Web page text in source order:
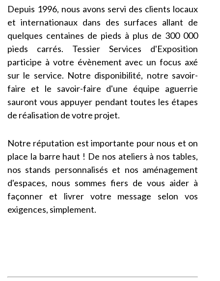
Depuis 1996, nous avons servi des clients locaux
et internationaux dans des surfaces allant de
quelques centaines de pieds à plus de 300 000
pieds carrés. Tessier Services d'Exposition
participe à votre évènement avec un focus axé
sur le service. Notre disponibilité, notre savoir-
faire et le savoir-faire d'une équipe aguerrie
sauront vous appuyer pendant toutes les étapes
de réalisation de votre projet.
Notre réputation est importante pour nous et on
place la barre haut ! De nos ateliers à nos tables,
nos stands personnalisés et nos aménagement
d'espaces, nous sommes fiers de vous aider à
façonner et livrer votre message selon vos
exigences, simplement.